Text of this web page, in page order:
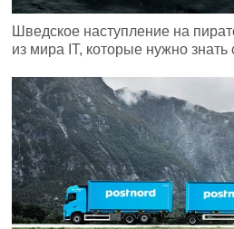
Шведское наступление на
из мира IT, которые нужно знать